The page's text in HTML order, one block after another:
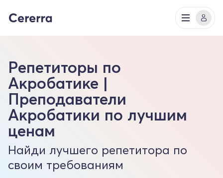
Репетиторы по
Акробатике |
Преподаватели
Акробатики по лучшим
ценам
Найди лучшего репетитора по
своим требованиям